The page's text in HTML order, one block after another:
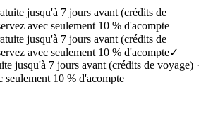
jusqu'à 7 jours avant (crédits de
avec seulement 10 % d'acompte
jusqu'à 7 jours avant (crédits de
avec seulement 10 % d'acompte✓
jusqu'à 7 jours avant (crédits de voyage) ·
10 % d'acompte